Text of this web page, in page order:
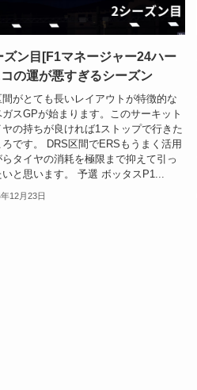
ズン目[F1マネージャー24ハー
の運が悪すぎるシーズン
がとても長いレイアウトが特徴的な
ガスGPが始まります。このサーキット
ヤの持ちが良ければ1ストップで行きた
ろです。 DRS区間でERSもうまく活用
らタイヤの消耗を極限まで抑えて引っ
と思います。 予選 ボッタスP1...
12月23日